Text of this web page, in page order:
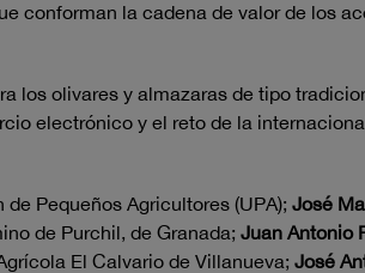
conforman la cadena de valor de los
los olivares y almazaras de tipo
electrónico y el reto de la
de Pequeños Agricultores (UPA); José
de Purchil, de Granada; Juan Antonio
El Calvario de Villanueva; José